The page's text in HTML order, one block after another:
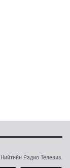
Радио Телевиз.